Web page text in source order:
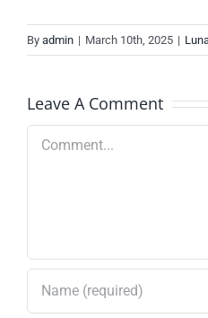
By admin | March 10th, 2025 |
Leave A Comment
Comment